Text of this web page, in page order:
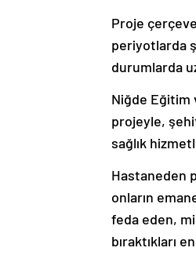
Proje
periyotlarda
durumlarda
Niğde Eğitim
projeyle,
sağlık
Hastaneden
onların
feda eden,
bıraktıkları